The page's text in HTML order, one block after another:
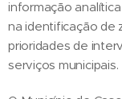
informação
na identificação de
prioridades de
serviços municipais.